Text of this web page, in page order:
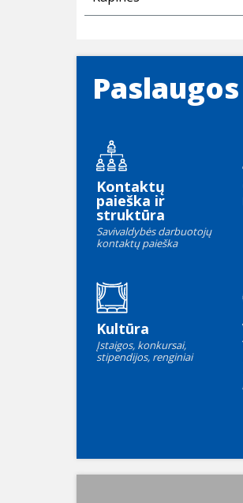
Paslaugos
Kontaktų
paieška ir
struktūra
Savivaldybės darbuotojų
kontaktų paieška
Kultūra
Įstaigos, konkursai,
stipendijos, renginiai